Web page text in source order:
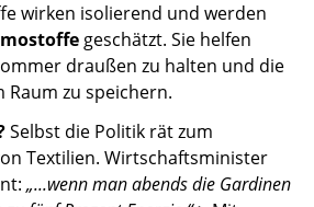
wirken isolierend und werden
geschätzt. Sie helfen
draußen zu halten und die
zu speichern.
Selbst die Politik rät zum
Textilien. Wirtschaftsminister
„...wenn man abends die Gardinen